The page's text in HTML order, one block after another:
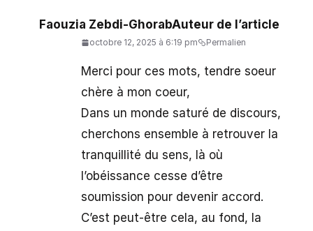
Faouzia Zebdi-GhorabAuteur de l’article
octobre 12, 2025 à 6:19 pm Permalien
Merci pour ces mots, tendre soeur
chère à mon coeur,
Dans un monde saturé de discours,
cherchons ensemble à retrouver la
tranquillité du sens, là où
l’obéissance cesse d’être
soumission pour devenir accord.
C’est peut-être cela, au fond, la